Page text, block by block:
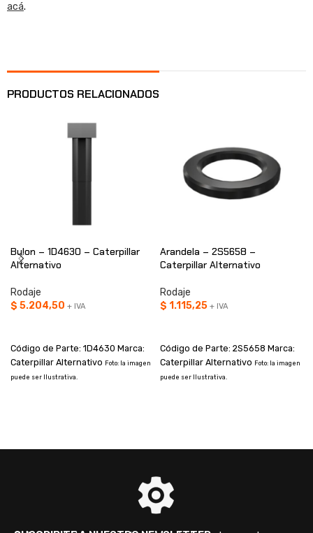
acá.
PRODUCTOS RELACIONADOS
Bulon – 1D4630 – Caterpillar
Alternativo
Rodaje
$ 5.204,50 + IVA
Código de Parte: 1D4630 Marca:
Caterpillar Alternativo Foto: la imagen
puede ser Ilustrativa.
Arandela – 2S5658 –
Caterpillar Alternativo
Rodaje
$ 1.115,25 + IVA
Código de Parte: 2S5658 Marca:
Caterpillar Alternativo Foto: la imagen
puede ser Ilustrativa.